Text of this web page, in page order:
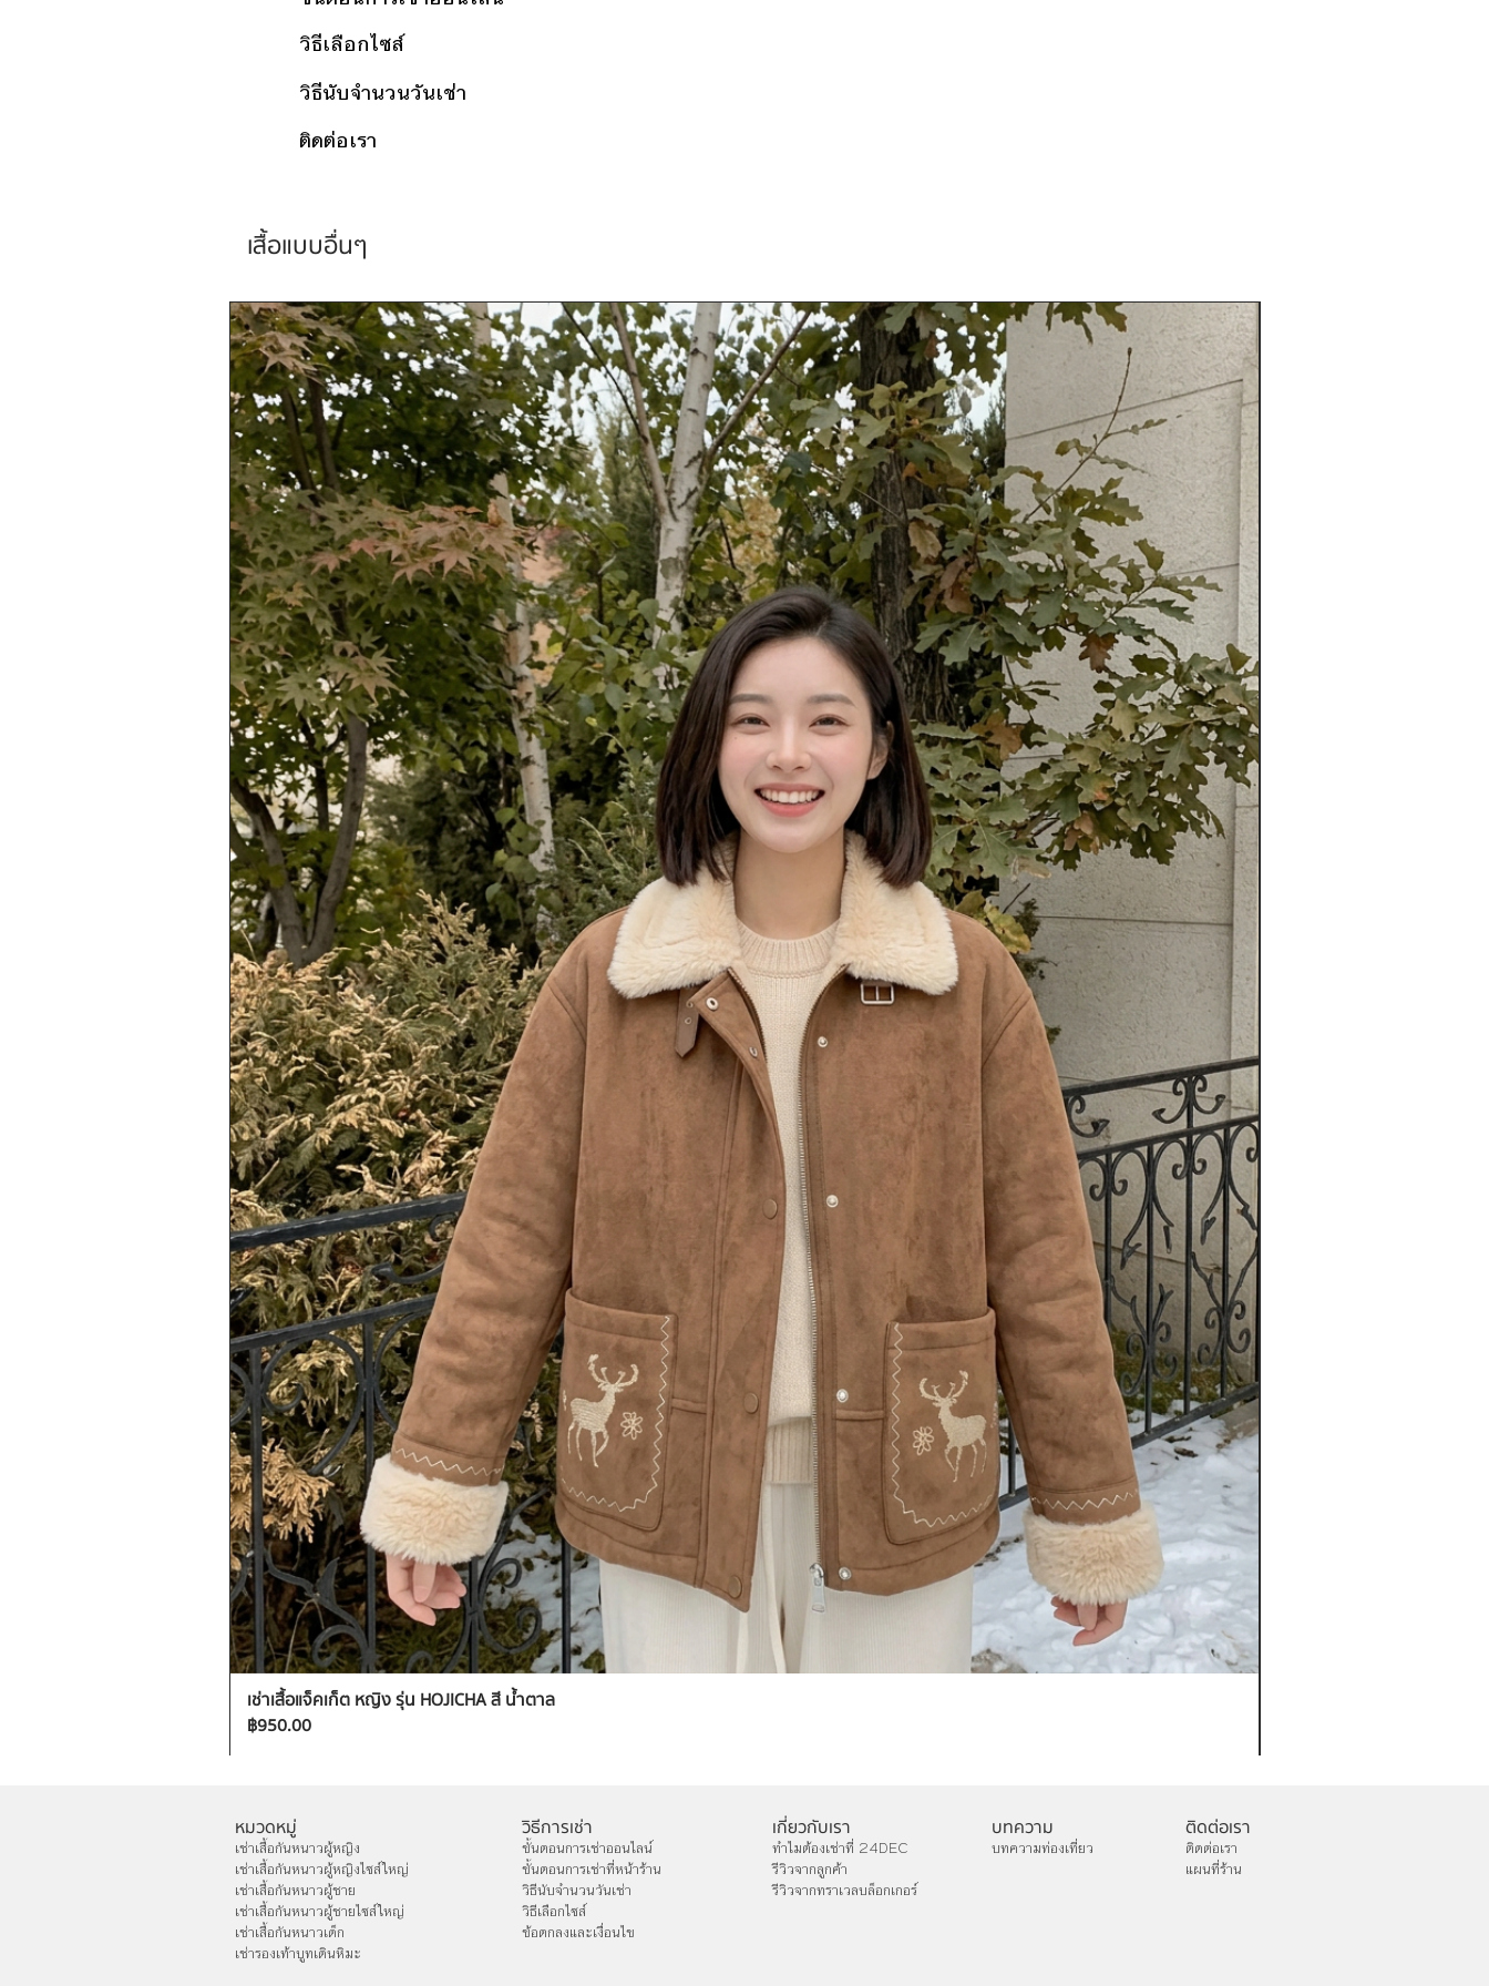
วิธีเลือกไซส์
วิธีนับจำนวนวันเช่า
ติดต่อเรา
เสื้อแบบอื่นๆ
เช่าเสื้อแจ็คเก็ต หญิง รุ่น HOJICHA สี น้ำตาล
ราคา
฿950.00
หมวดหมู่
เช่าเสื้อกันหนาวผู้หญิง
เช่าเสื้อกันหนาวผู้หญิงไซส์ใหญ่
เช่าเสื้อกันหนาวผู้ชาย
เช่าเสื้อกันหนาวผู้ชายไซส์ใหญ่
เช่าเสื้อกันหนาวเด็ก
เช่ารองเท้าบูทเดินหิมะ
วิธีการเช่า
ขั้นตอนการเช่าออนไลน์
ขั้นตอนการเช่าที่หน้าร้าน
วิธีนับจำนวนวันเช่า
วิธีเลือกไซส์
ข้อตกลงและเงื่อนไข
เกี่ยวกับเรา
ทำไมต้องเช่าที่ 24DEC
รีวิวจากลูกค้า
รีวิวจากทราเวลบล็อกเกอร์
บทความ
บทความท่องเที่ยว
ติดต่อเรา
ติดต่อเรา
แผนที่ร้าน